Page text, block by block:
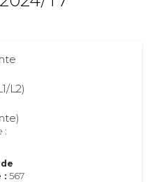
L2)
:
: 567